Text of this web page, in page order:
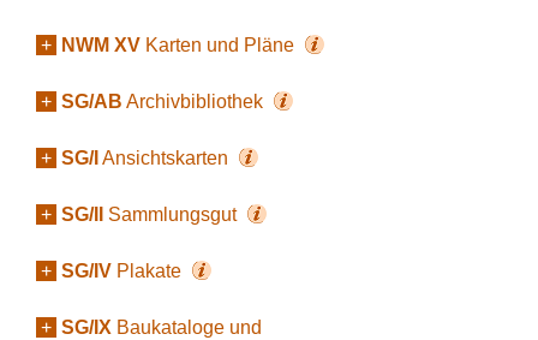
+ NWM XV Karten und Pläne
+ SG/AB Archivbibliothek
+ SG/I Ansichtskarten
+ SG/II Sammlungsgut
+ SG/IV Plakate
+ SG/IX Baukataloge und